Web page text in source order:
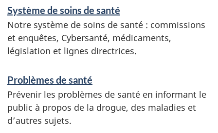
m
a
t
o
n
Système de soins de santé
Notre système de soins de santé : commissions
et enquêtes, Cybersanté, médicaments,
législation et lignes directrices.
Problèmes de santé
Prévenir les problèmes de santé en informant le
public à propos de la drogue, des maladies et
d’autres sujets.